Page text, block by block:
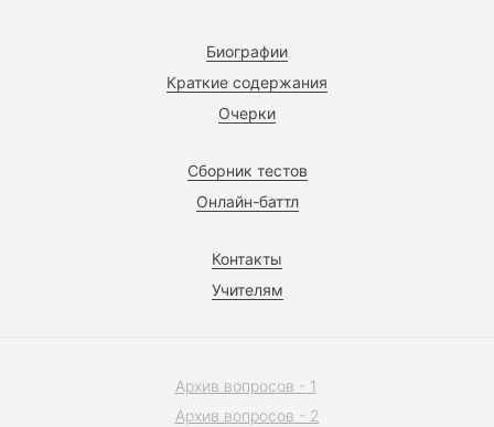
Биографии
Краткие содержания
Очерки
Сборник тестов
Онлайн-баттл
Контакты
Учителям
Архив вопросов - 1
Архив вопросов - 2